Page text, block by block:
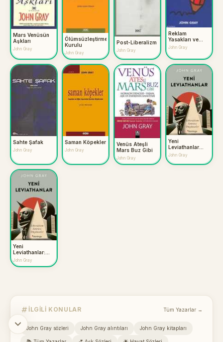
Mars Venüsün
Aşkları
John Gray
Ölümsüzleştirme
Kurulu
John Gray
Post-Liberalizm
John Gray
Reklam
Yasakları ve
İfade Özgürlüğü
John Gray
Sahte Şafak
John Gray
Saman Köpekler
John Gray
Venüs Ateşli
Mars Buz Gibi
John Gray
Yeni
Leviathanlar
Liberalizm
Sonrası
Düşünceler
John Gray
Yeni
Leviathanlar:
Liberalizm
Sonrası
John Gray
İLGILI KONULAR Tüm Yazarlar →
John Gray sözleri John Gray alıntıları John Gray kitapları